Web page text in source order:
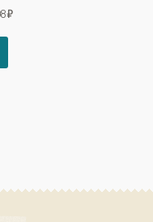
₽Текущая